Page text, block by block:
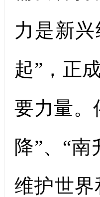
力是新
起”，正
要力量。
降”、“
维护世